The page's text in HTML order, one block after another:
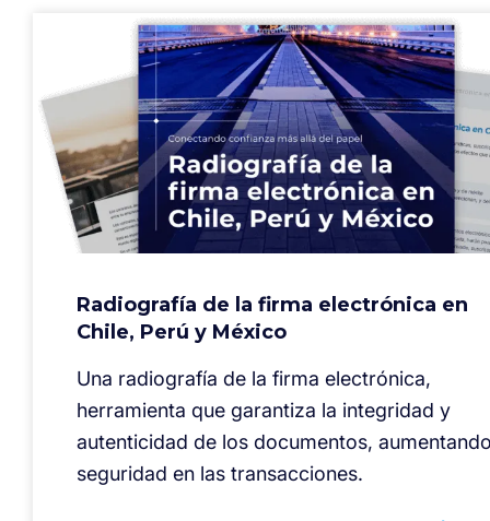
Radiografía de la firma electrónica en
Chile, Perú y México
⁠Una radiografía de la firma electrónica,
herramienta que garantiza la integridad y
autenticidad de los documentos,
seguridad en las transacciones.